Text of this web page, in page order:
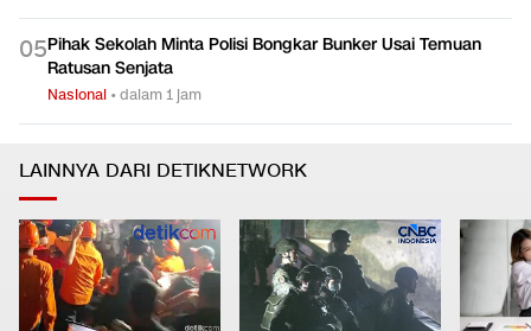
05Pihak Sekolah Minta Polisi Bongkar Bunker Usai Temuan
Ratusan Senjata
Nasional •dalam 1 jam
LAINNYA DARI DETIKNETWORK